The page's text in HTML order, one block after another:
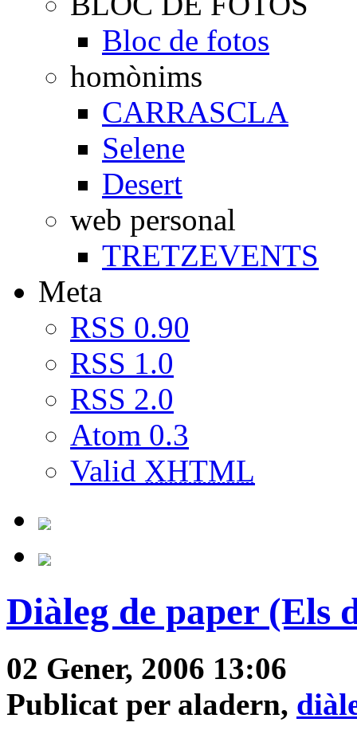
Bloc de fotos
homònims
CARRASCLA
Selene
Desert
web personal
TRETZEVENTS
Meta
RSS 0.90
RSS 1.0
RSS 2.0
Atom 0.3
Valid XHTML
Diàleg de paper
02 Gener, 2006 13:06
Publicat per aladern,